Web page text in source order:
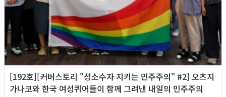
[192호][커버스토리 "성소수자 지키는 민주주의" #2] 오츠지
가나코와 한국 여성퀴어들이 함께 그려낸 내일의 민주주의